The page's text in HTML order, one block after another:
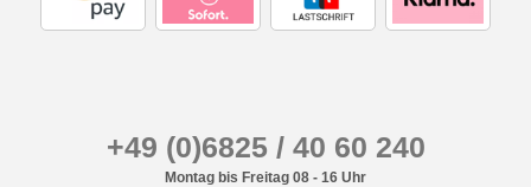
+49 (0)6825 / 40 60 240
Montag bis Freitag 08 - 16 Uhr